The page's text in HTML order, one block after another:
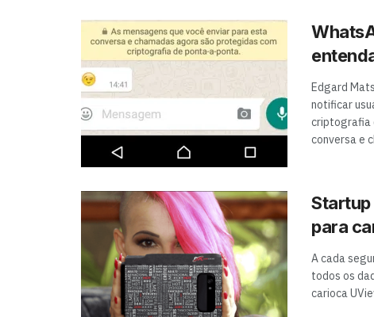
Edgard
notificar
criptografia
conversa e
para
A cada
todos os
carioca